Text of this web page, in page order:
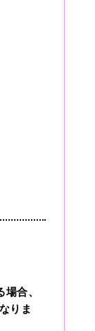
合、
りま